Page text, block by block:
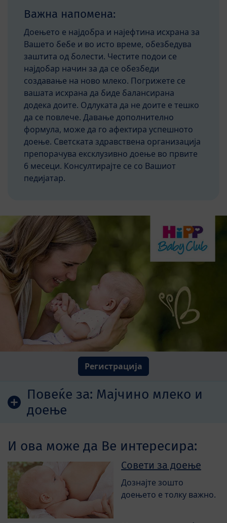
Важна напомена:
Доењето е најдобра и најефтина исхрана за
Вашето бебе и во исто време, обезбедува
заштита од болести. Честите подои се
најдобар начин за да се обезбеди
создавање на ново млеко. Погрижете се
вашата исхрана да биде балансирана
додека доите. Одлуката да не доите е тешко
да се повлече. Давање дополнително
формула, може да го афектира успешното
доење. Светската здравствена организација
препорачува ексклузивно доење во првите
6 месеци. Консултирајте се со Вашиот
педијатар.
Регистрација
Повеќе за: Мајчино млеко и
доење
И ова може да Ве интересира:
Совети за доење
Дознајте зошто
доењето е толку важно.